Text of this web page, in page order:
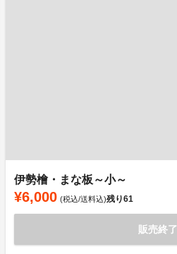
伊勢檜・まな板～小～
¥6,000 (税込/送料込)残り61
販売終了